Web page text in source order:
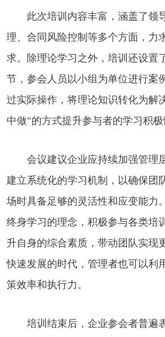
此次培训内容丰富，涵盖了领
理、合同风险控制等多个方面，力
求。除理论学习之外，培训还设置
节，参会人员以小组为单位进行案
过实际操作，将理论知识转化为解
中做”的方式提升参与者的学习积极
会议建议企业应持续加强管理
建立系统化的学习机制，以确保团
场时具备足够的灵活性和应变能力
终身学习的理念，积极参与各类培
升自身的综合素质，带动团队实现
快速发展的时代，管理者也可以利
策效率和执行力。
培训结束后，企业参会者普遍